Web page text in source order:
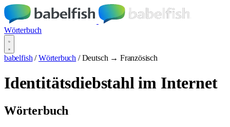
Wörterbuch
babelfish / Wörterbuch / Deutsch → Französisch
Identitätsdiebstahl im Internet
Wörterbuch